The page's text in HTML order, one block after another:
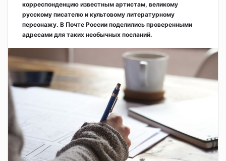
корреспонденцию известным артистам, великому
русскому писателю и культовому литературному
персонажу. В Почте России поделились проверенными
адресами для таких необычных посланий.